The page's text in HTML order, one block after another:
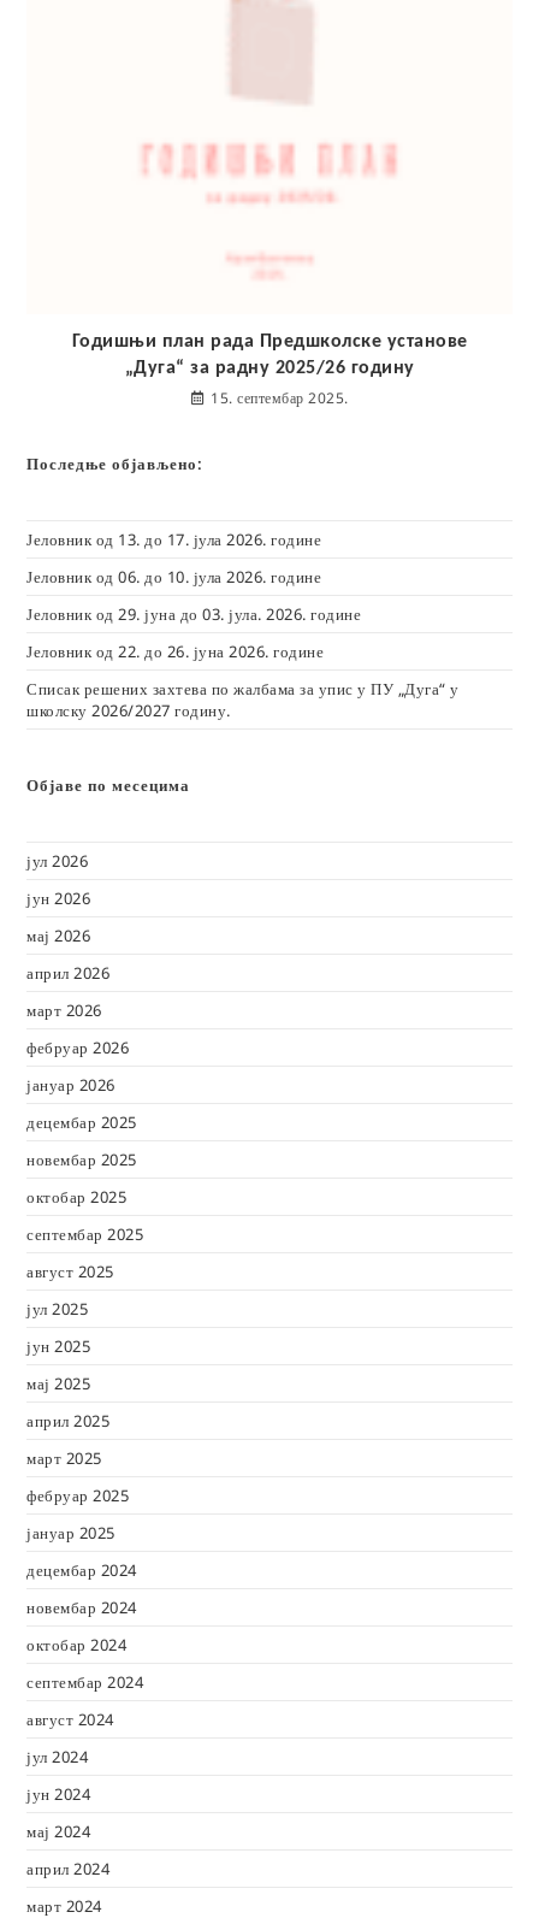
Годишњи план рада Предшколске установе
„Дуга“ за радну 2025/26 годину
15. септембар 2025.
Последње објављено:
Јеловник од 13. до 17. јула 2026. године
Јеловник од 06. до 10. јула 2026. године
Јеловник од 29. јуна до 03. јула. 2026. године
Јеловник од 22. до 26. јуна 2026. године
Списак решених захтева по жалбама за упис у ПУ „Дуга“ у
школску 2026/2027 годину.
Објаве по месецима
јул 2026
јун 2026
мај 2026
април 2026
март 2026
фебруар 2026
јануар 2026
децембар 2025
новембар 2025
октобар 2025
септембар 2025
август 2025
јул 2025
јун 2025
мај 2025
април 2025
март 2025
фебруар 2025
јануар 2025
децембар 2024
новембар 2024
октобар 2024
септембар 2024
август 2024
јул 2024
јун 2024
мај 2024
април 2024
март 2024